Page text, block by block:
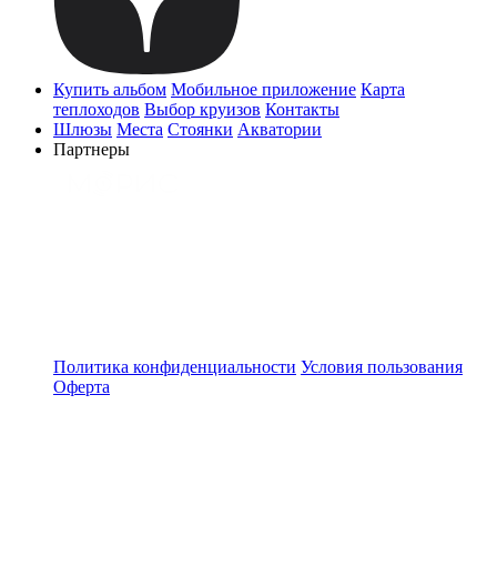
Купить альбом Мобильное приложение Карта
теплоходов Выбор круизов Контакты
Шлюзы Места Стоянки Акватории
Партнеры
Политика конфиденциальности Условия пользования
Оферта